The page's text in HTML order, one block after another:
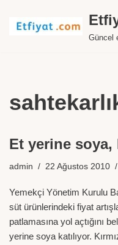
İçeriğe
Güncel
Et yerine soya,
admin 22 Ağustos 2010
Yemekçi Yönetim Kurulu
süt ürünlerindeki fiyat
patlamasına yol açtığını
yerine soya katılıyor.